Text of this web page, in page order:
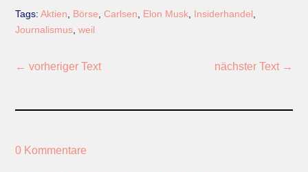
Tags:Aktien Börse ,Carlsen Elon Musk Insiderhandel
Journalismus ,weil
←vorheriger Text nächster Text→
0 Kommentare